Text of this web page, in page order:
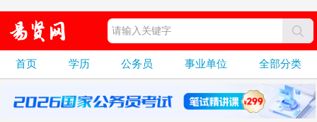
首页 学历 公务员 事业单位 全部分类